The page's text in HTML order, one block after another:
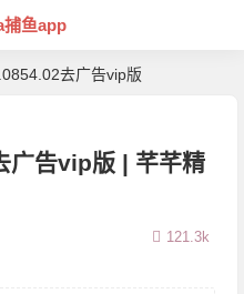
捕鱼app
去广告vip版
广告vip版 | 芊芊精
121.3k